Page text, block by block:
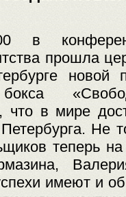
конференц-
прошла
новой
бокса
что в мире
Не
теперь
имеют и